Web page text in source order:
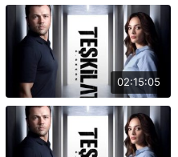
02:15:05